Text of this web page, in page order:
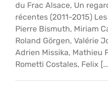
du Frac Alsace, Un
récentes (2011-2015)
Pierre Bismuth, Miriam
Roland Görgen, Valérie
Adrien Missika, Mathieu
Rometti Costales, Felix